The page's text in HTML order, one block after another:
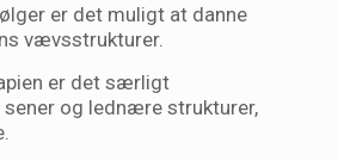
er det muligt at danne
vævsstrukturer.
er det særligt
og lednære strukturer,